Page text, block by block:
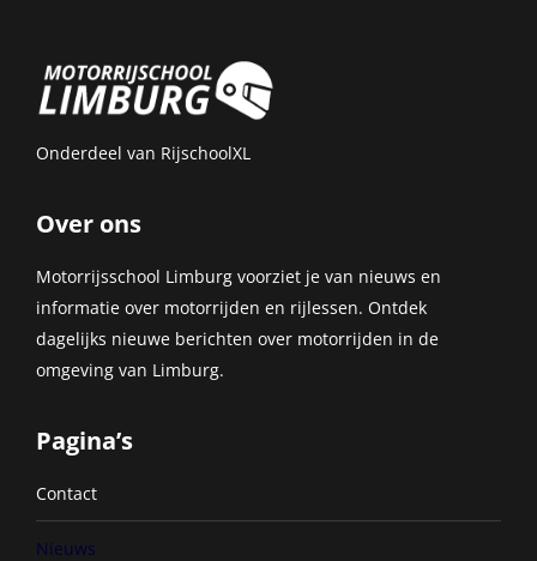
Onderdeel van RijschoolXL
Over ons
Motorrijsschool Limburg voorziet je van nieuws en
informatie over motorrijden en rijlessen. Ontdek
dagelijks nieuwe berichten over motorrijden in de
omgeving van Limburg.
Pagina’s
Contact
Nieuws